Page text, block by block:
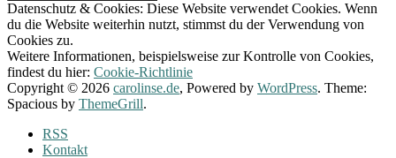
Datenschutz & Cookies: Diese Website verwendet Cookies. Wenn
du die Website weiterhin nutzt, stimmst du der Verwendung von
Cookies zu.
Weitere Informationen, beispielsweise zur Kontrolle von Cookies,
findest du hier: Cookie-Richtlinie
Copyright © 2026 carolinse.de, Powered by WordPress. Theme:
Spacious by ThemeGrill.
RSS
Kontakt